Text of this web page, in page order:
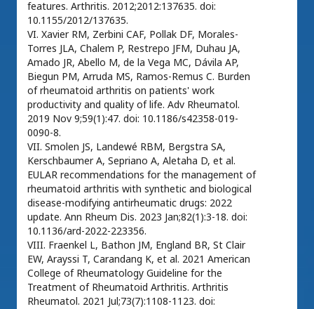
features. Arthritis. 2012;2012:137635. doi:
10.1155/2012/137635.
VI. Xavier RM, Zerbini CAF, Pollak DF, Morales-
Torres JLA, Chalem P, Restrepo JFM, Duhau JA,
Amado JR, Abello M, de la Vega MC, Dávila AP,
Biegun PM, Arruda MS, Ramos-Remus C. Burden
of rheumatoid arthritis on patients' work
productivity and quality of life. Adv Rheumatol.
2019 Nov 9;59(1):47. doi: 10.1186/s42358-019-
0090-8.
VII. Smolen JS, Landewé RBM, Bergstra SA,
Kerschbaumer A, Sepriano A, Aletaha D, et al.
EULAR recommendations for the management of
rheumatoid arthritis with synthetic and biological
disease-modifying antirheumatic drugs: 2022
update. Ann Rheum Dis. 2023 Jan;82(1):3-18. doi:
10.1136/ard-2022-223356.
VIII. Fraenkel L, Bathon JM, England BR, St Clair
EW, Arayssi T, Carandang K, et al. 2021 American
College of Rheumatology Guideline for the
Treatment of Rheumatoid Arthritis. Arthritis
Rheumatol. 2021 Jul;73(7):1108-1123. doi: